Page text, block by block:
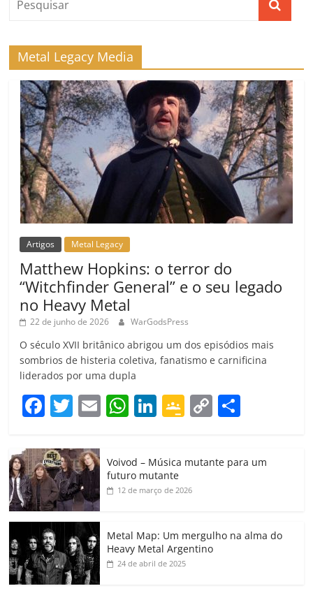
Metal Legacy Media
Artigos Metal Legacy
Matthew Hopkins: o terror do
“Witchfinder General” e o seu legado
no Heavy Metal
22 de junho de 2026 WarGodsPress
O século XVII britânico abrigou um dos episódios mais
sombrios de histeria coletiva, fanatismo e carnificina
liderados por uma dupla
F
c
e
b
o
o
k
T
itt
er
E
ai
W
at
s
A
p
Li
k
e
dI
G
gl
e
a
ss
C
y
k
p
h
Voivod – Música mutante para um
futuro mutante
12 de março de 2026
Metal Map: Um mergulho na alma do
Heavy Metal Argentino
24 de abril de 2025